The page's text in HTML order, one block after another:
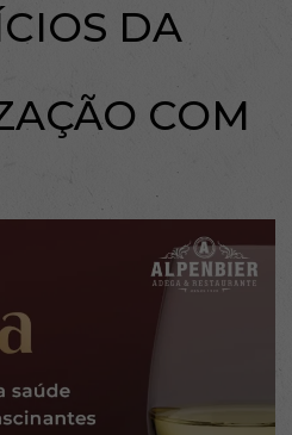
DA
COM